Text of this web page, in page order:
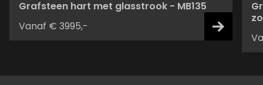
Grafsteen hart met glasstrook - MB135
Vanaf € 3995,-